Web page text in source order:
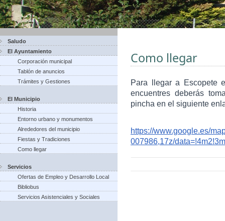
Saludo
El Ayuntamiento
Corporación municipal
Tablón de anuncios
Trámites y Gestiones
El Municipio
Historia
Entorno urbano y monumentos
Alrededores del municipio
Fiestas y Tradiciones
Como llegar
Servicios
Ofertas de Empleo y Desarrollo Local
Bibliobus
Servicios Asistenciales y Sociales
Como llegar
Para llegar a Escopete
encuentres deberás
pincha en el siguiente
https://www.google.es/
007986,17z/